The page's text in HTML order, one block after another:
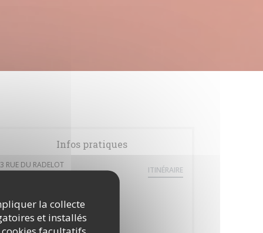
la collecte
et installés
Infos pratiques
3 RUE DU RADELOT
((ouvre une nouvelle fenêtre))ITINÉRAIRE
Non
Bus